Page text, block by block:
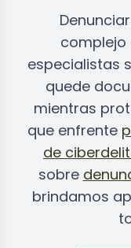
complejo
especialistas
quede
mientras
que enfrente
de
sobre
brindamos